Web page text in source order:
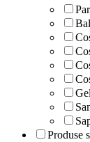
Produse